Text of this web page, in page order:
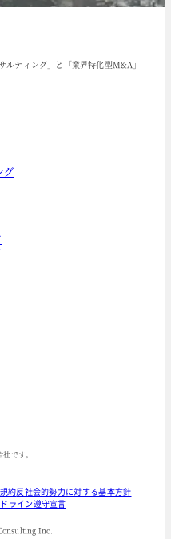
ルティング」と「業界特化型M&A」
グ
です。
約反社会的勢力に対する基本方針
ライン遵守宣言
Inc.